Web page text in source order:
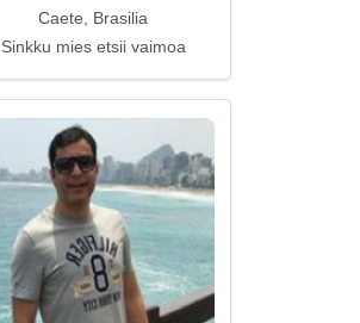
Caete, Brasilia
Sinkku mies etsii vaimoa